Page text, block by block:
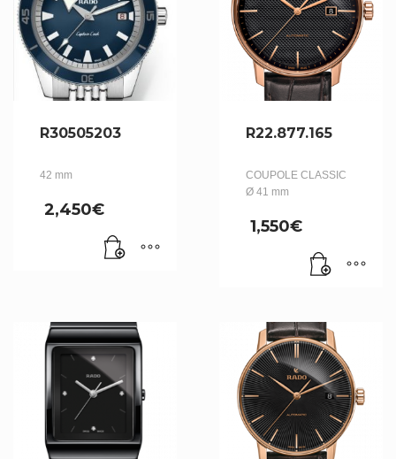
R30505203
42 mm
2,450€
R22.877.165
COUPOLE CLASSIC
Ø 41 mm
1,550€